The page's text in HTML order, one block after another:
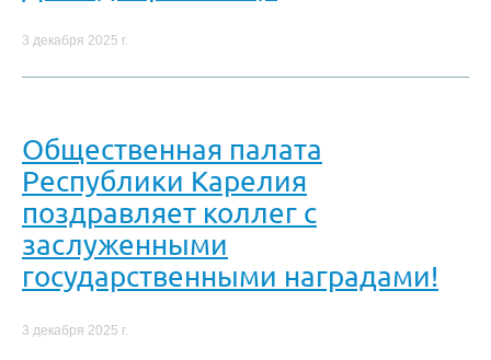
3 декабря 2025 г.
Общественная палата
Республики Карелия
поздравляет коллег с
заслуженными
государственными наградами!
3 декабря 2025 г.